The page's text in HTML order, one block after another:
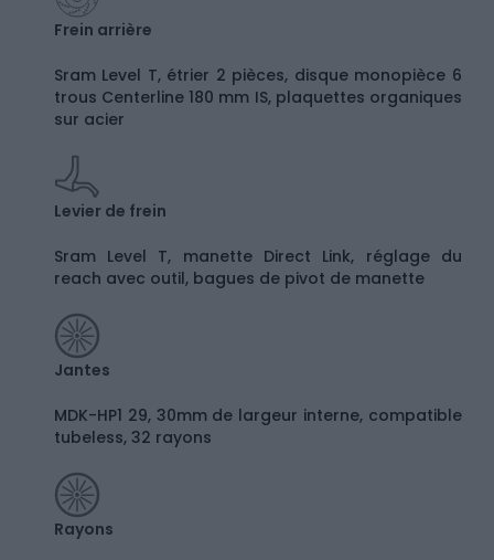
Frein arrière
Sram Level T, étrier 2 pièces, disque monopièce 6
trous Centerline 180 mm IS, plaquettes organiques
sur acier
Levier de frein
Sram Level T, manette Direct Link, réglage du
reach avec outil, bagues de pivot de manette
Jantes
MDK-HP1 29, 30mm de largeur interne, compatible
tubeless, 32 rayons
Rayons